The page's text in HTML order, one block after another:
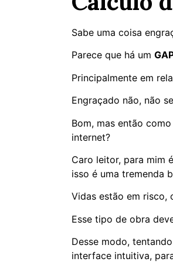
Sabe uma coisa
Parece que há um
Principalmente em
Engraçado não, não
Bom, mas então
internet?
Caro leitor, para mim
isso é uma tremenda
Vidas estão em risco,
Esse tipo de obra
Desse modo,
interface intuitiva,